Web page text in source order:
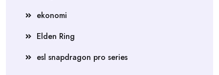
ekonomi
Elden Ring
esl snapdragon pro series